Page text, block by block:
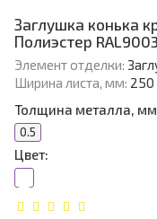
Заглушка конька
Полиэстер RAL9003
Элемент отделки:
Ширина листа, мм: 250
Толщина металла,
0.5
Цвет: